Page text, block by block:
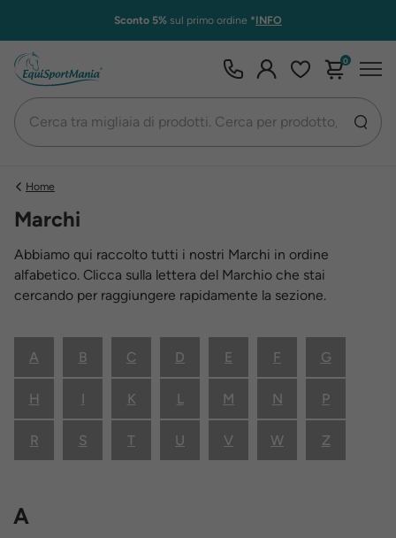
Sconto 5% sul primo ordine *INFO
0
Home
Marchi
Abbiamo qui raccolto tutti i nostri Marchi in ordine
alfabetico. Clicca sulla lettera del Marchio che stai
cercando per raggiungere rapidamente la sezione.
A B C D E F G
H I K L M N P
R S T U V W Z
A